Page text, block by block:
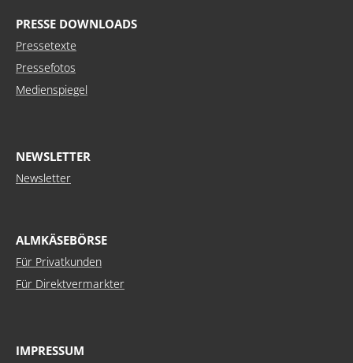
PRESSE DOWNLOADS
Pressetexte
Pressefotos
Medienspiegel
NEWSLETTER
Newsletter
ALMKÄSEBÖRSE
Für Privatkunden
Für Direktvermarkter
IMPRESSUM